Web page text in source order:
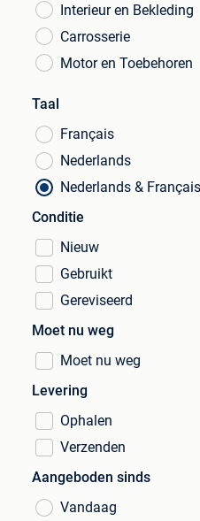
Interieur en Bekleding
Carrosserie
Motor en Toebehoren
Taal
Français
Nederlands
Nederlands & Français
Conditie
Nieuw
Gebruikt
Gereviseerd
Moet nu weg
Moet nu weg
Levering
Ophalen
Verzenden
Aangeboden sinds
Vandaag